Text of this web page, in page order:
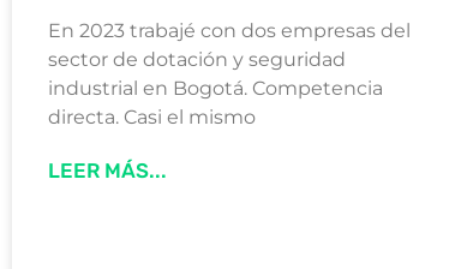
En 2023 trabajé con dos empresas del
sector de dotación y seguridad
industrial en Bogotá. Competencia
directa. Casi el mismo
LEER MÁS...